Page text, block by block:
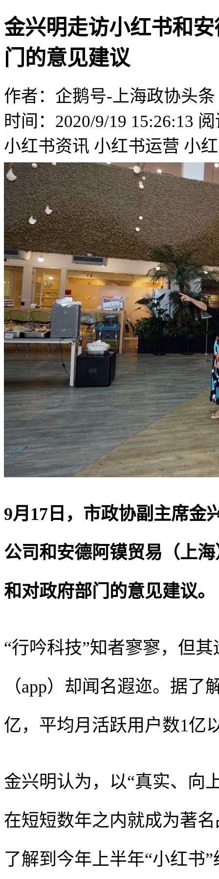
金兴明走访小红书和
门的意见建议
作者：企鹅号-上海政协头条
时间：2020/9/19 15:26:13
小红书资讯 小红书运营 小
9月17日，市政协副主席金
公司和安德阿镆贸易（上
和对政府部门的意见建议。
“行吟科技”知者寥寥，但
（app）却闻名遐迩。据
亿，平均月活跃用户数1亿
金兴明认为，以“真实、向
在短短数年之内就成为著
了解到今年上半年“小红书